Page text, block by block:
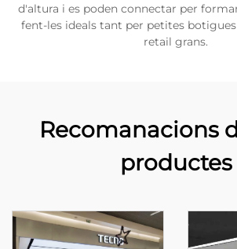
d'altura i es poden connectar per
fent-les ideals tant per petites
retail grans.
Recomanacions
productes